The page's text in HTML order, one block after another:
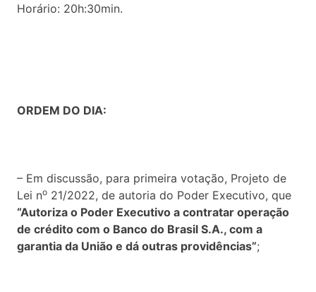
Horário: 20h:30min.
ORDEM DO DIA:
– Em discussão, para primeira votação, Projeto de
Lei no 21/2022, de autoria do Poder Executivo, que
“Autoriza o Poder Executivo a contratar operação
de crédito com o Banco do Brasil S.A., com a
garantia da União e dá outras providências”;